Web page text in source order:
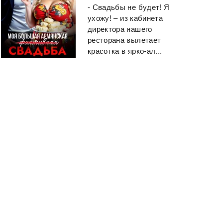
- Свадьбы не будет! Я
ухожу! – из кабинета
директора нашего
ресторана вылетает
красотка в ярко-ал...